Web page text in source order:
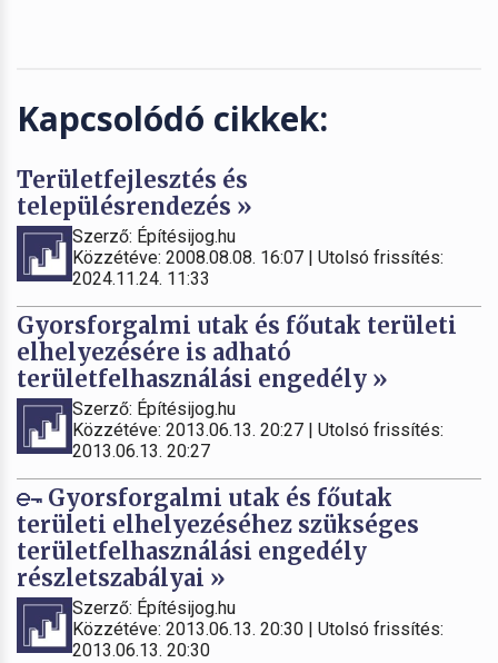
Kapcsolódó cikkek:
Területfejlesztés és
településrendezés »
Szerző: Építésijog.hu
Közzétéve: 2008.08.08. 16:07 | Utolsó frissítés:
2024.11.24. 11:33
Gyorsforgalmi utak és főutak területi
elhelyezésére is adható
területfelhasználási engedély »
Szerző: Építésijog.hu
Közzétéve: 2013.06.13. 20:27 | Utolsó frissítés:
2013.06.13. 20:27
Gyorsforgalmi utak és főutak
területi elhelyezéséhez szükséges
területfelhasználási engedély
részletszabályai »
Szerző: Építésijog.hu
Közzétéve: 2013.06.13. 20:30 | Utolsó frissítés:
2013.06.13. 20:30